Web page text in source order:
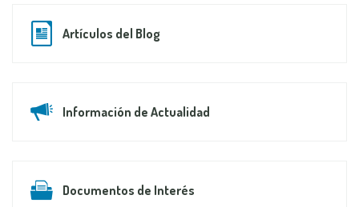
Artículos del Blog
Información de Actualidad
Documentos de Interés